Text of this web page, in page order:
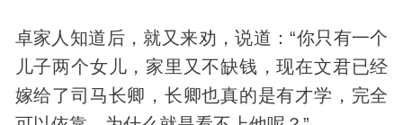
卓家人知道后，就又来劝，说道：“你只有一个
儿子两个女儿，家里又不缺钱，现在文君已经
嫁给了司马长卿，长卿也真的是有才学，完全